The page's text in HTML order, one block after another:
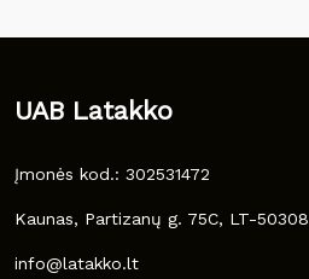
UAB Latakko
Įmonės kod.: 302531472
Kaunas, Partizanų g. 75C, LT-50308
info@latakko.lt